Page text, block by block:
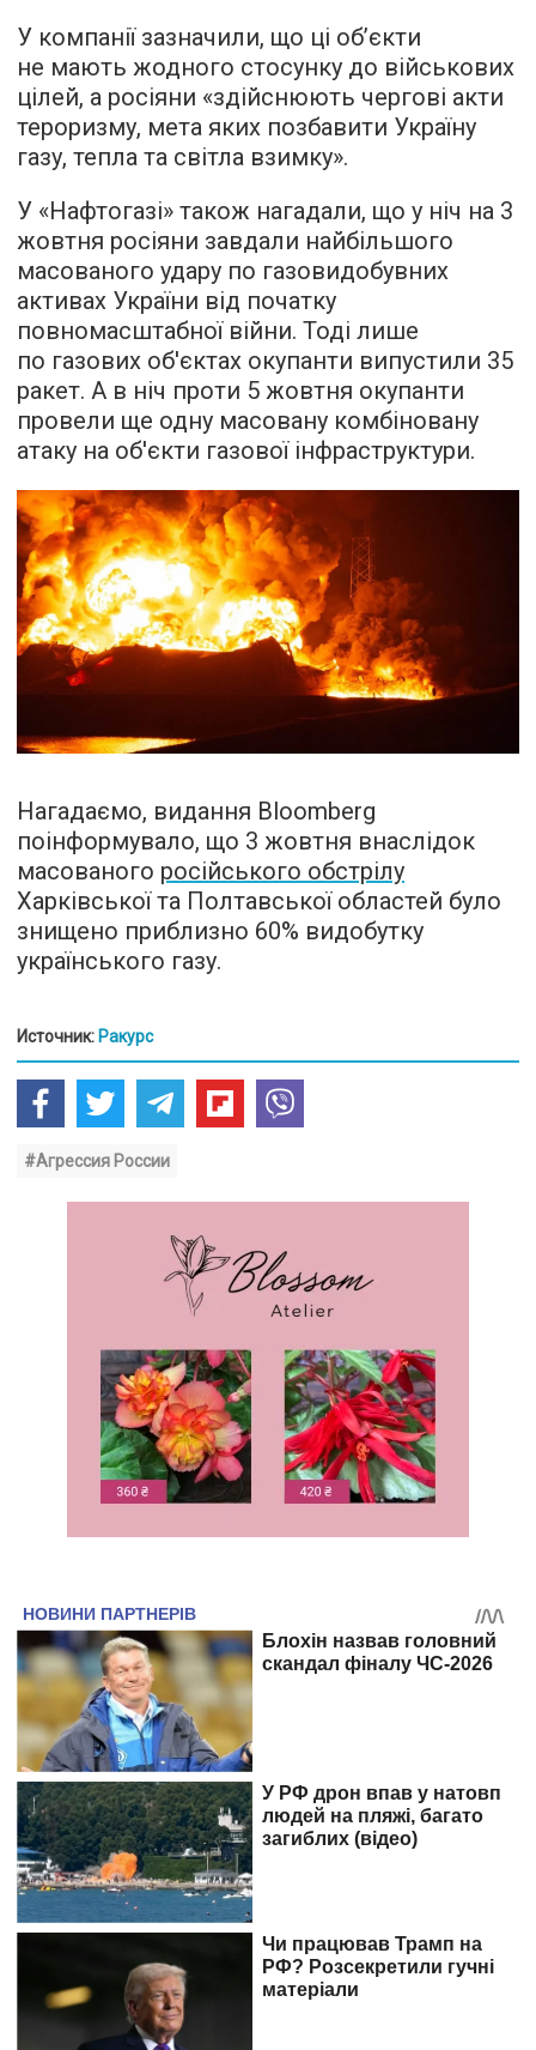
У компанії зазначили, що ці обʼєкти
не мають жодного стосунку до військових
цілей, а росіяни «здійснюють чергові акти
тероризму, мета яких позбавити Україну
газу, тепла та світла взимку».
У «Нафтогазі» також нагадали, що у ніч на 3
жовтня росіяни завдали найбільшого
масованого удару по газовидобувних
активах України від початку
повномасштабної війни. Тоді лише
по газових об'єктах окупанти випустили 35
ракет. А в ніч проти 5 жовтня окупанти
провели ще одну масовану комбіновану
атаку на об'єкти газової інфраструктури.
Нагадаємо, видання Bloomberg
поінформувало, що 3 жовтня внаслідок
масованого російського обстрілу
Харківської та Полтавської областей було
знищено приблизно 60% видобутку
українського газу.
Источник: Ракурс
#Агрессия России